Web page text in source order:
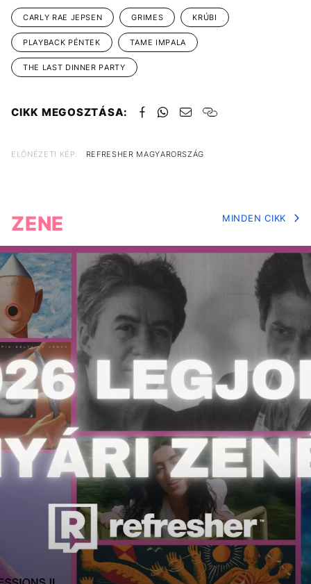
CARLY RAE JEPSEN GRIMES KRÚBI
PLAYBACK PÉNTEK TAME IMPALA
THE LAST DINNER PARTY
CIKK MEGOSZTÁSA:
ELŐNÉZETI KÉP: REFRESHER MAGYARORSZÁG
ZENE MINDEN CIKK